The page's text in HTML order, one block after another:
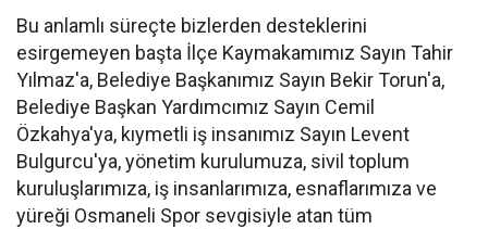
Bu anlamlı süreçte bizlerden desteklerini
esirgemeyen başta İlçe Kaymakamımız Sayın Tahir
Yılmaz'a, Belediye Başkanımız Sayın Bekir Torun'a,
Belediye Başkan Yardımcımız Sayın Cemil
Özkahya'ya, kıymetli iş insanımız Sayın Levent
Bulgurcu'ya, yönetim kurulumuza, sivil toplum
kuruluşlarımıza, iş insanlarımıza, esnaflarımıza ve
yüreği Osmaneli Spor sevgisiyle atan tüm